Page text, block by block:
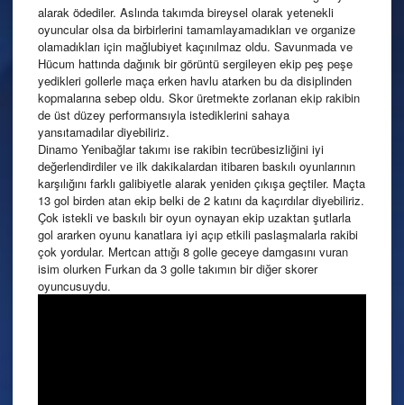
alarak ödediler. Aslında takımda bireysel olarak yetenekli
oyuncular olsa da birbirlerini tamamlayamadıkları ve organize
olamadıkları için mağlubiyet kaçınılmaz oldu. Savunmada ve
Hücum hattında dağınık bir görüntü sergileyen ekip peş peşe
yedikleri gollerle maça erken havlu atarken bu da disiplinden
kopmalarına sebep oldu. Skor üretmekte zorlanan ekip rakibin
de üst düzey performansıyla istediklerini sahaya
yansıtamadılar diyebiliriz.
Dinamo Yenibağlar takımı ise rakibin tecrübesizliğini iyi
değerlendirdiler ve ilk dakikalardan itibaren baskılı oyunlarının
karşılığını farklı galibiyetle alarak yeniden çıkışa geçtiler. Maçta
13 gol birden atan ekip belki de 2 katını da kaçırdılar diyebiliriz.
Çok istekli ve baskılı bir oyun oynayan ekip uzaktan şutlarla
gol ararken oyunu kanatlara iyi açıp etkili paslaşmalarla rakibi
çok yordular. Mertcan attığı 8 golle geceye damgasını vuran
isim olurken Furkan da 3 golle takımın bir diğer skorer
oyuncusuydu.